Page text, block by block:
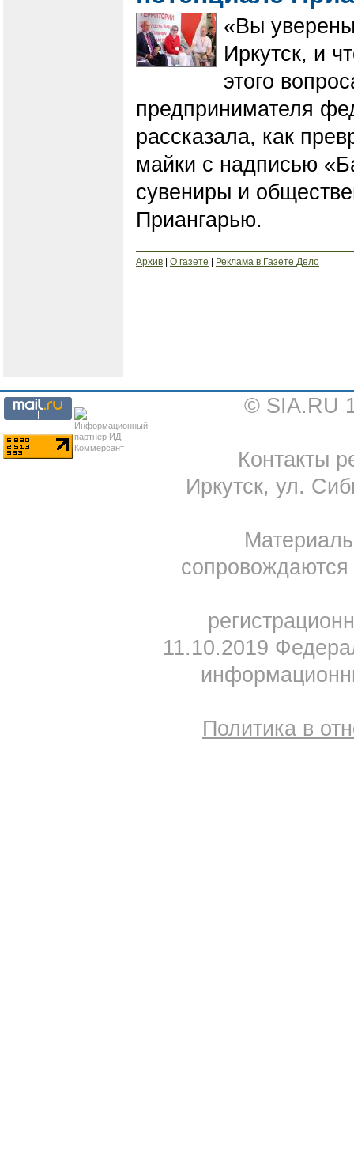
«Вы
Иркутск, и
этого
предпринимателя
рассказала, как
майки с надписью
сувениры и
Приангарью.
Архив | О газете | Реклама в Газете Дело
© SIA.RU
Контакты
Иркутск, ул.
11.10.2019
Политика в